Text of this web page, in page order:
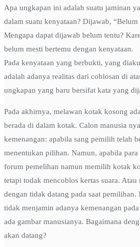
Apa ungkapan ini adalah suatu jaminan
dalam suatu kenyataan? Dijawab, “Belum
Mengapa dapat dijawab belum tentu?
belum mesti bertemu dengan kenyataan.
Pada kenyataan yang berbukti, yang
adalah adanya realitas dari coblosan di
ungkapan yang baru bersifat kata yang
Pada akhirnya, melawan kotak kosong
berada di dalam kotak. Calon manusia
kemenangan: apabila sang pemilih telah
menentukan pilihan. Namun, apabila
forum pemelihan namun memilih kotak
tetapi todak mencoblos kertas suara.
dengan tidak datang pada saat pemilihan.
tidak menjamin adanya kemenangan
ada gambar manusianya. Bagaimana
akan datang?